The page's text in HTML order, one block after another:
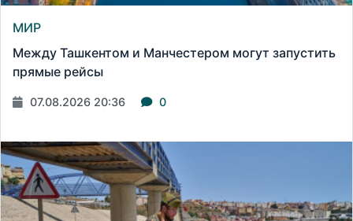
МИР
Между Ташкентом и Манчестером могут запустить
прямые рейсы
07.08.2026 20:36 0